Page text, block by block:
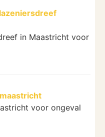
in Maastricht voor
voor ongeval